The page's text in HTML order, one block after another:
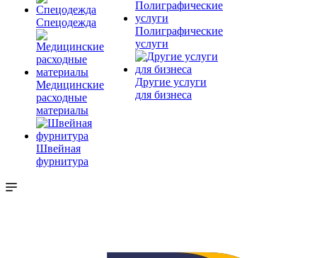
Спецодежда
Медицинские
расходные
материалы
Швейная
фурнитура
Полиграфические
услуги
Другие услуги
для бизнеса